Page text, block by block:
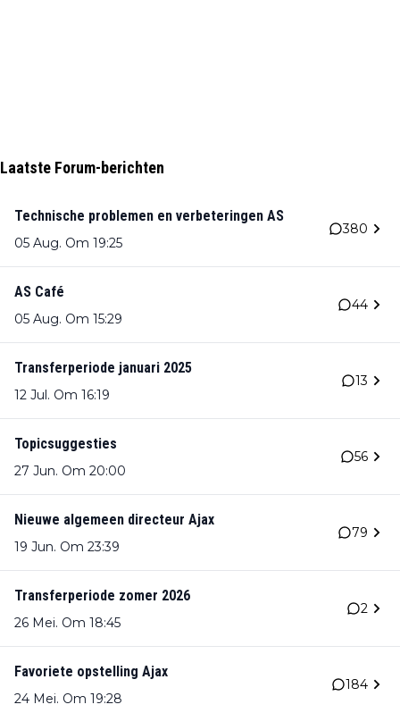
Laatste Forum-berichten
Technische problemen en verbeteringen AS
05 Aug. Om 19:25
380
AS Café
05 Aug. Om 15:29
44
Transferperiode januari 2025
12 Jul. Om 16:19
13
Topicsuggesties
27 Jun. Om 20:00
56
Nieuwe algemeen directeur Ajax
19 Jun. Om 23:39
79
Transferperiode zomer 2026
26 Mei. Om 18:45
2
Favoriete opstelling Ajax
24 Mei. Om 19:28
184